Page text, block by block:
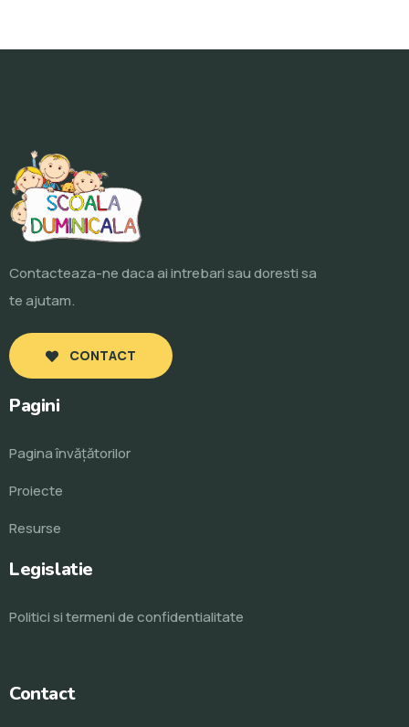
Contacteaza-ne daca ai intrebari sau doresti sa
te ajutam.
CONTACT
Pagini
Pagina învăţătorilor
Proiecte
Resurse
Legislatie
Politici si termeni de confidentialitate
Contact